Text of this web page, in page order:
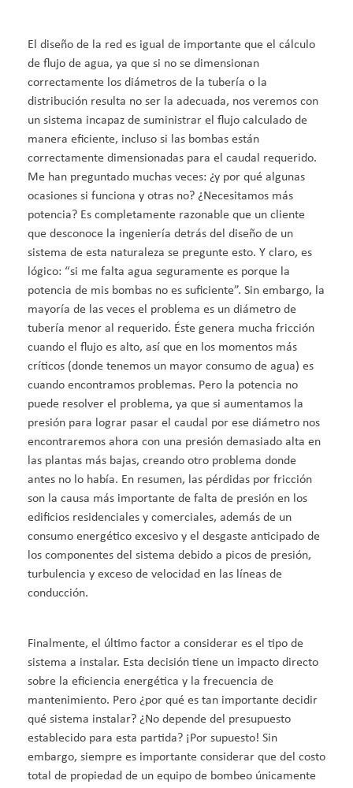
El diseño de la red es igual de importante que el cálculo
de flujo de agua, ya que si no se dimensionan
correctamente los diámetros de la tubería o la
distribución resulta no ser la adecuada, nos veremos con
un sistema incapaz de suministrar el flujo calculado de
manera eficiente, incluso si las bombas están
correctamente dimensionadas para el caudal requerido.
Me han preguntado muchas veces: ¿y por qué algunas
ocasiones si funciona y otras no? ¿Necesitamos más
potencia? Es completamente razonable que un cliente
que desconoce la ingeniería detrás del diseño de un
sistema de esta naturaleza se pregunte esto. Y claro, es
lógico: “si me falta agua seguramente es porque la
potencia de mis bombas no es suficiente”. Sin embargo, la
mayoría de las veces el problema es un diámetro de
tubería menor al requerido. Éste genera mucha fricción
cuando el flujo es alto, así que en los momentos más
críticos (donde tenemos un mayor consumo de agua) es
cuando encontramos problemas. Pero la potencia no
puede resolver el problema, ya que si aumentamos la
presión para lograr pasar el caudal por ese diámetro nos
encontraremos ahora con una presión demasiado alta en
las plantas más bajas, creando otro problema donde
antes no lo había. En resumen, las pérdidas por fricción
son la causa más importante de falta de presión en los
edificios residenciales y comerciales, además de un
consumo energético excesivo y el desgaste anticipado de
los componentes del sistema debido a picos de presión,
turbulencia y exceso de velocidad en las líneas de
conducción.
Finalmente, el último factor a considerar es el tipo de
sistema a instalar. Esta decisión tiene un impacto directo
sobre la eficiencia energética y la frecuencia de
mantenimiento. Pero ¿por qué es tan importante decidir
qué sistema instalar? ¿No depende del presupuesto
establecido para esta partida? ¡Por supuesto! Sin
embargo, siempre es importante considerar que del costo
total de propiedad de un equipo de bombeo únicamente